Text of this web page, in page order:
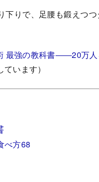
りで、足腰も鍛えつ
最強の教科書――20万
います）
べ方68